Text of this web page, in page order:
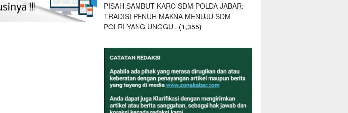
PISAH SAMBUT KARO SDM POLDA JABAR:
TRADISI PENUH MAKNA MENUJU SDM
POLRI YANG UNGGUL (1,355)